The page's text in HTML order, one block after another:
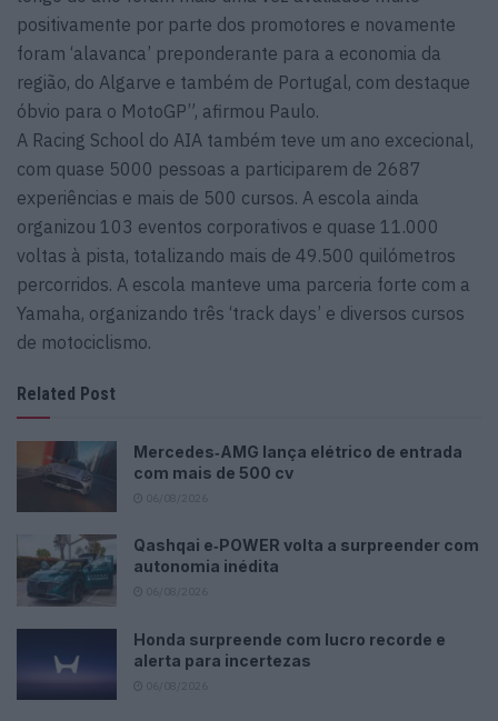
positivamente por parte dos promotores e novamente
foram ‘alavanca’ preponderante para a economia da
região, do Algarve e também de Portugal, com destaque
óbvio para o MotoGP”, afirmou Paulo.
A Racing School do AIA também teve um ano excecional,
com quase 5000 pessoas a participarem de 2687
experiências e mais de 500 cursos. A escola ainda
organizou 103 eventos corporativos e quase 11.000
voltas à pista, totalizando mais de 49.500 quilómetros
percorridos. A escola manteve uma parceria forte com a
Yamaha, organizando três ‘track days’ e diversos cursos
de motociclismo.
Related Post
Mercedes‑AMG lança elétrico de entrada
com mais de 500 cv
Qashqai e‑POWER volta a surpreender com
autonomia inédita
Honda surpreende com lucro recorde e
alerta para incertezas